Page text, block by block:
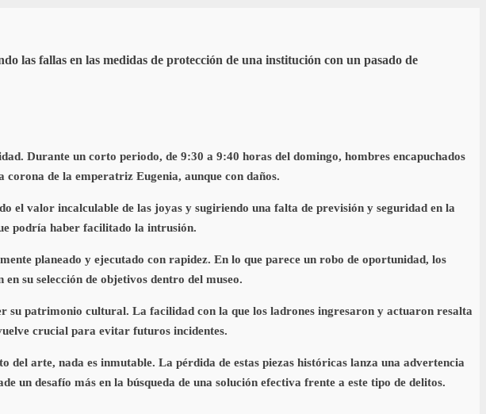
las fallas en las medidas de protección de una institución con un pasado de
Durante un corto periodo, de 9:30 a 9:40 horas del domingo, hombres encapuchados
de la emperatriz Eugenia, aunque con daños.
valor incalculable de las joyas y sugiriendo una falta de previsión y seguridad en la
podría haber facilitado la intrusión.
planeado y ejecutado con rapidez. En lo que parece un robo de oportunidad, los
su selección de objetivos dentro del museo.
su patrimonio cultural. La facilidad con la que los ladrones ingresaron y actuaron resalta
crucial para evitar futuros incidentes.
arte, nada es inmutable. La pérdida de estas piezas históricas lanza una advertencia
desafío más en la búsqueda de una solución efectiva frente a este tipo de delitos.